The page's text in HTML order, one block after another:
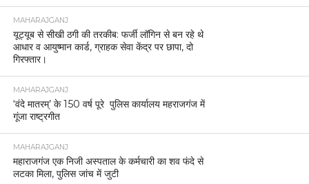
MAHARAJGANJ
यूट्यूब से सीखी ठगी की तरकीब: फर्जी लॉगिन से बन रहे थे
आधार व आयुष्मान कार्ड, ग्राहक सेवा केंद्र पर छापा, दो
गिरफ्तार।
MAHARAJGANJ
‘वंदे मातरम्’ के 150 वर्ष पूरे पुलिस कार्यालय महराजगंज में
गूंजा राष्ट्रगीत
MAHARAJGANJ
महाराजगंज एक निजी अस्पताल के कर्मचारी का शव फंदे से
लटका मिला, पुलिस जांच में जुटी